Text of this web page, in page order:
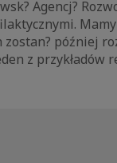
Agencj?
później
z przykładów